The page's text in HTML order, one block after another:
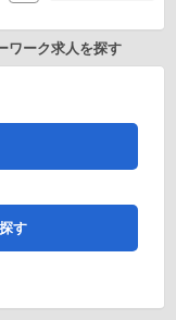
ワーク求人を探す
す